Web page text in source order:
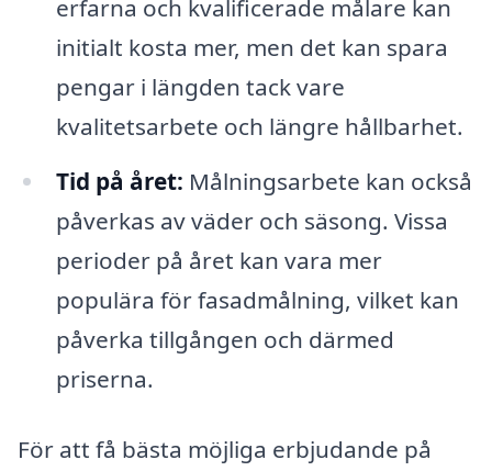
erfarna och kvalificerade målare kan
initialt kosta mer, men det kan spara
pengar i längden tack vare
kvalitetsarbete och längre hållbarhet.
Tid på året: Målningsarbete kan också
påverkas av väder och säsong. Vissa
perioder på året kan vara mer
populära för fasadmålning, vilket kan
påverka tillgången och därmed
priserna.
För att få bästa möjliga erbjudande på